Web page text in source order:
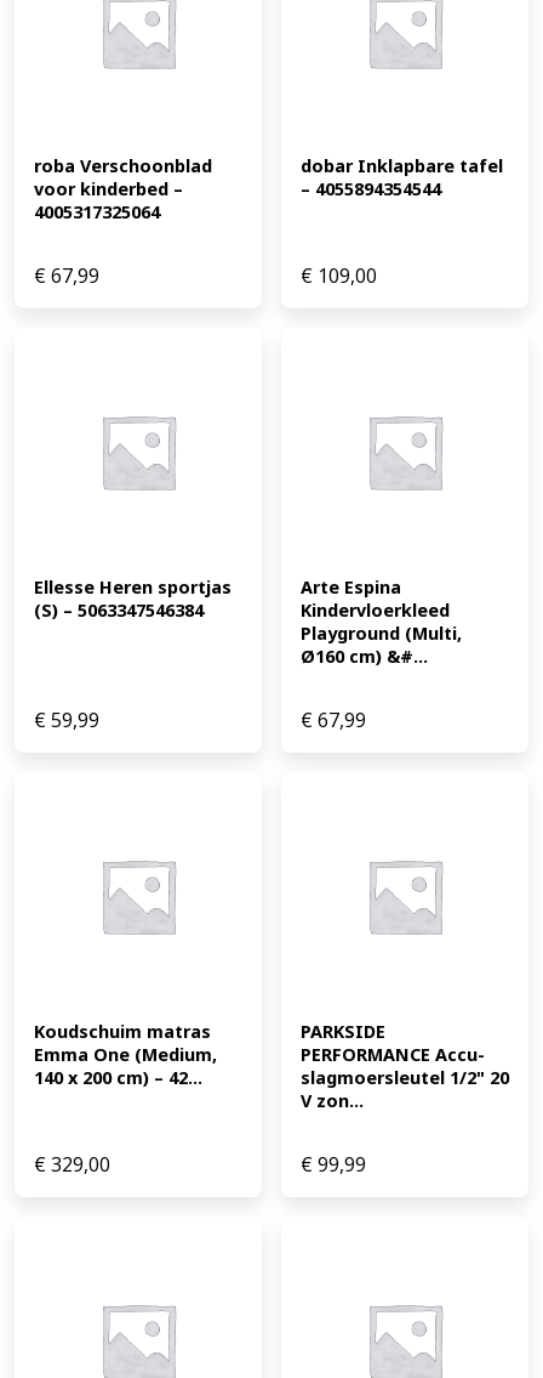
roba Verschoonblad
voor kinderbed –
4005317325064
€67,99
dobar Inklapbare tafel
– 4055894354544
€ 109,00
Ellesse Heren sportjas
(S) – 5063347546384
€59,99
Arte Espina
Kindervloerkleed
Playground (Multi,
Ø160 cm) &#...
€67,99
Koudschuim matras
Emma One (Medium,
140 x 200 cm) – 42...
€329,00
PARKSIDE
PERFORMANCE Accu-
slagmoersleutel 1/2" 20
V zon...
€99,99